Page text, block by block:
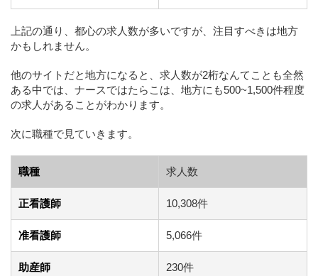
上記の通り、都心の求人数が多いですが、注目すべきは地方
かもしれません。
他のサイトだと地方になると、求人数が2桁なんてことも全然
ある中では、ナースではたらこは、地方にも500~1,500件程度
の求人があることがわかります。
次に職種で見ていきます。
職種 求人数
正看護師 10,308件
准看護師 5,066件
助産師 230件